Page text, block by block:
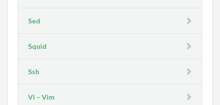
Sed
Squid
Ssh
Vi – Vim